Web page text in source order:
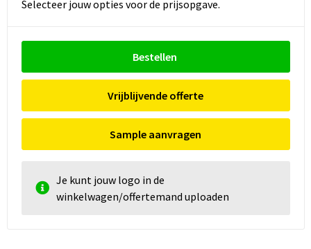
Selecteer jouw opties voor de prijsopgave.
Bestellen
Vrijblijvende offerte
Sample aanvragen
Je kunt jouw logo in de
winkelwagen/offertemand uploaden